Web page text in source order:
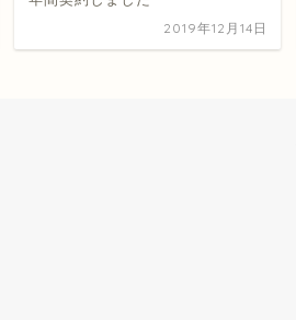
2019年12月14日